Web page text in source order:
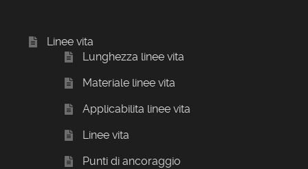
Linee vita
Lunghezza linee vita
Materiale linee vita
Applicabilita linee vita
Linee vita
Punti di ancoraggio